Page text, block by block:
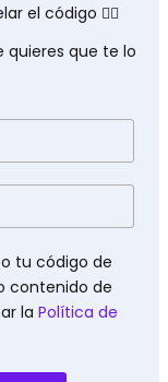
el código 👇🏽
quieres que te lo
tu código de
contenido de
la Política de